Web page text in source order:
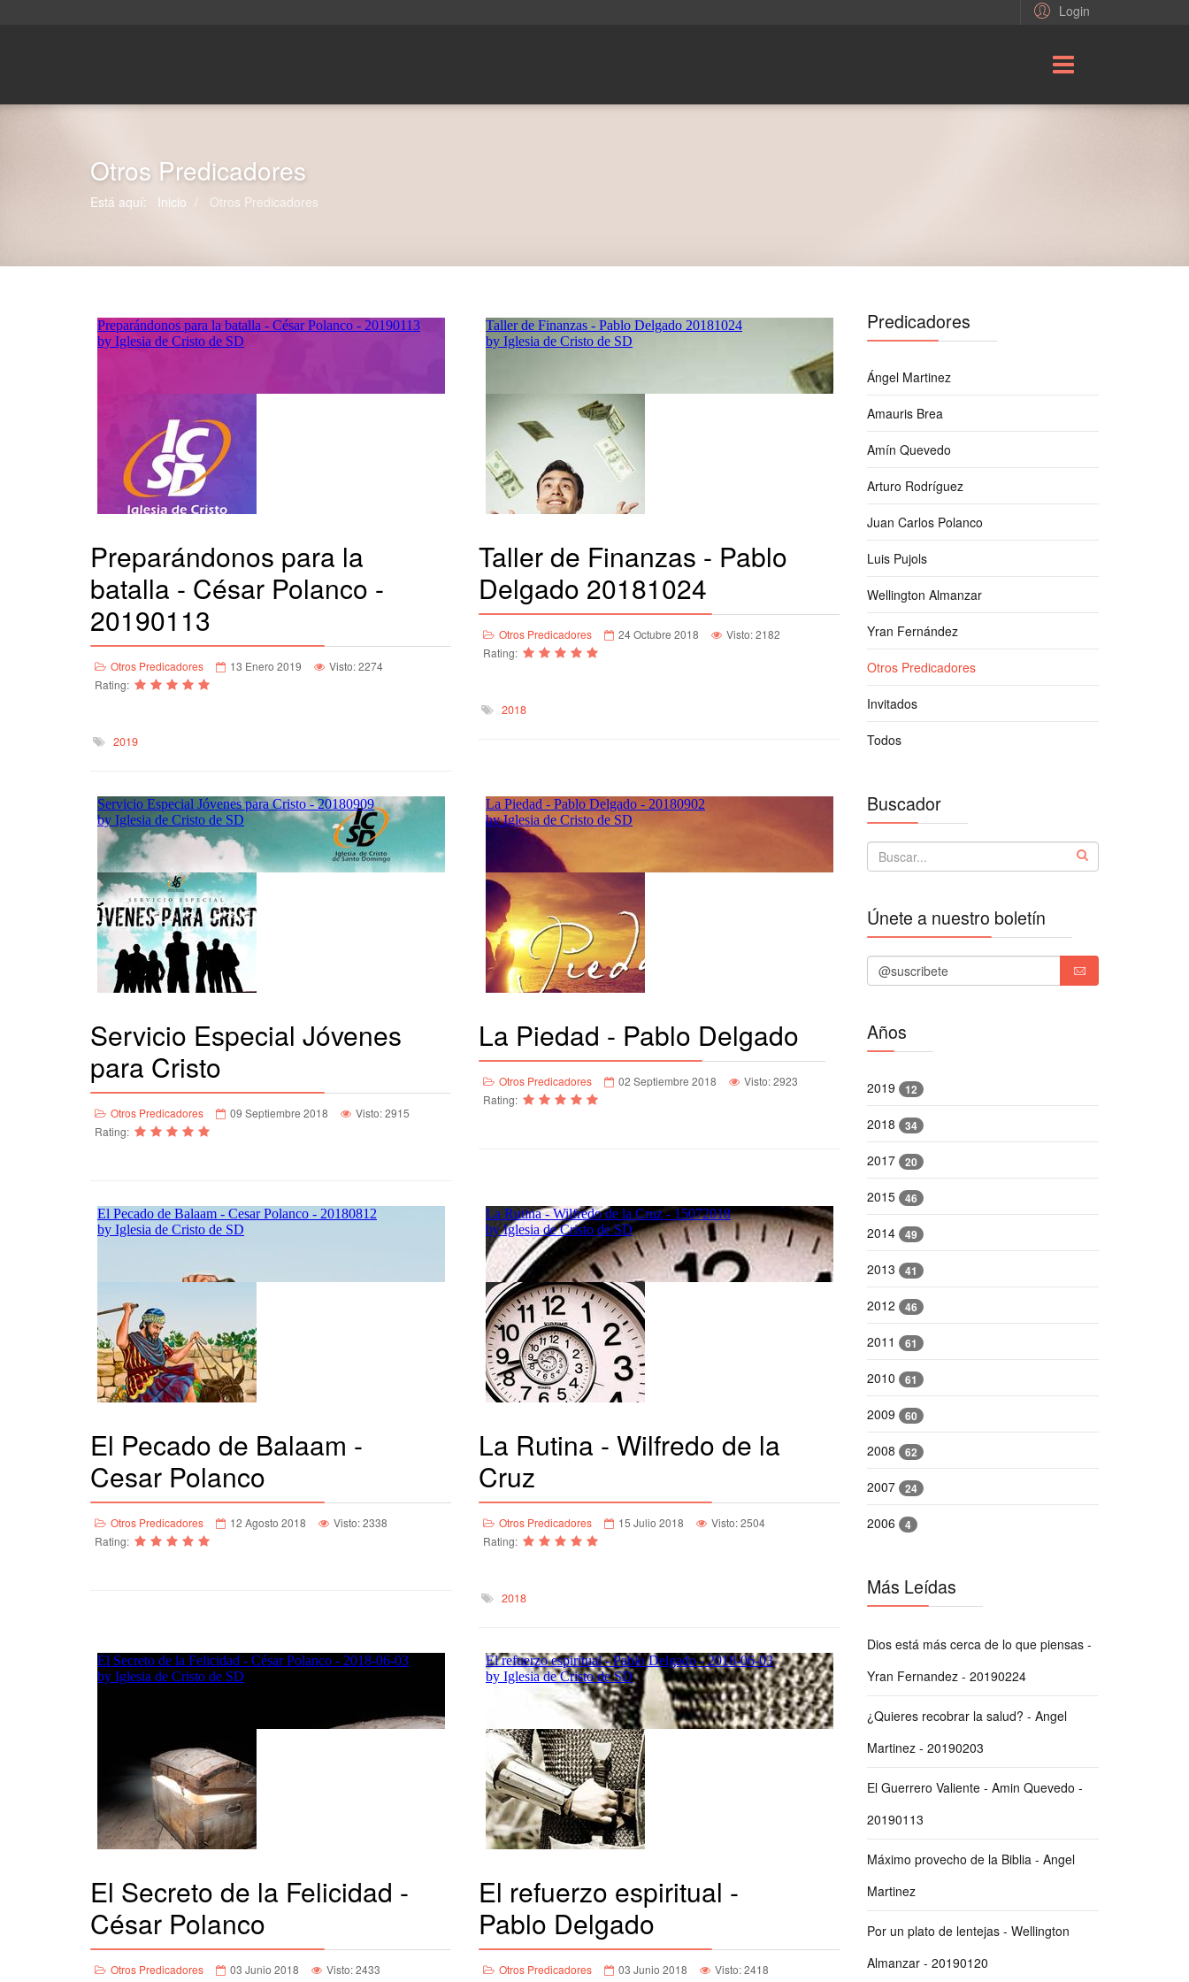
Login
Otros Predicadores
Está aquí: Inicio Otros Predicadores
Preparándonos para la
batalla - César Polanco -
20190113
Otros Predicadores 13 Enero 2019
Visto: 2274
Rating:
2019
Taller de Finanzas - Pablo
Delgado 20181024
Otros Predicadores 24 Octubre 2018
Visto: 2182
Rating:
2018
Servicio Especial Jóvenes
para Cristo
Otros Predicadores 09 Septiembre 2018
Visto: 2915
Rating:
La Piedad - Pablo Delgado
Otros Predicadores 02 Septiembre 2018
Visto: 2923
Rating:
El Pecado de Balaam -
Cesar Polanco
Otros Predicadores 12 Agosto 2018
Visto: 2338
Rating:
La Rutina - Wilfredo de la
Cruz
Otros Predicadores 15 Julio 2018
Visto: 2504
Rating:
2018
El Secreto de la Felicidad -
César Polanco
Otros Predicadores 03 Junio 2018
Visto: 2433
El refuerzo espiritual -
Pablo Delgado
Otros Predicadores 03 Junio 2018
Visto: 2418
Predicadores
Ángel Martinez
Amauris Brea
Amín Quevedo
Arturo Rodríguez
Juan Carlos Polanco
Luis Pujols
Wellington Almanzar
Yran Fernández
Otros Predicadores
Invitados
Todos
Buscador
Únete a nuestro boletín
Años
2019 12
2018 34
2017 20
2015 46
2014 49
2013 41
2012 46
2011 61
2010 61
2009 60
2008 62
2007 24
2006 4
Más Leídas
Dios está más cerca de lo que piensas -
Yran Fernandez - 20190224
¿Quieres recobrar la salud? - Angel
Martinez - 20190203
El Guerrero Valiente - Amin Quevedo -
20190113
Máximo provecho de la Biblia - Angel
Martinez
Por un plato de lentejas - Wellington
Almanzar - 20190120